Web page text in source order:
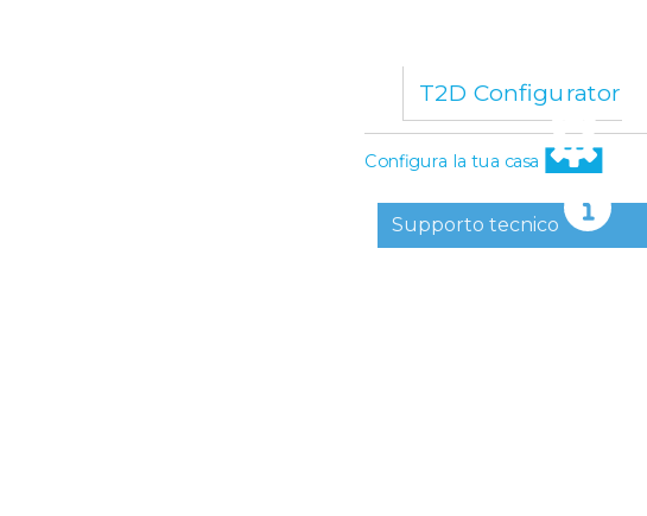
Supporto tecnico
T2D Configurator
Configura la tua casa